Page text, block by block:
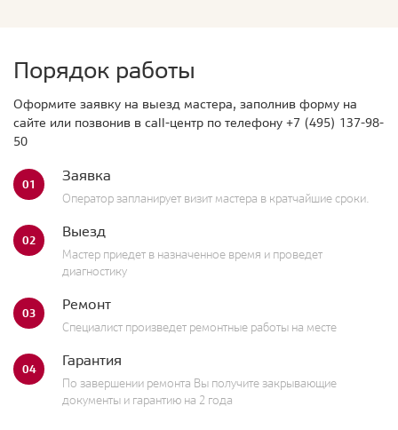
Порядок работы
Оформите заявку на выезд мастера, заполнив форму на
сайте или позвонив в call-центр по телефону +7 (495) 137-98-
50
01 Заявка
Оператор запланирует визит мастера в кратчайшие сроки.
02 Выезд
Мастер приедет в назначенное время и проведет
диагностику
03 Ремонт
Специалист произведет ремонтные работы на месте
04 Гарантия
По завершении ремонта Вы получите закрывающие
документы и гарантию на 2 года